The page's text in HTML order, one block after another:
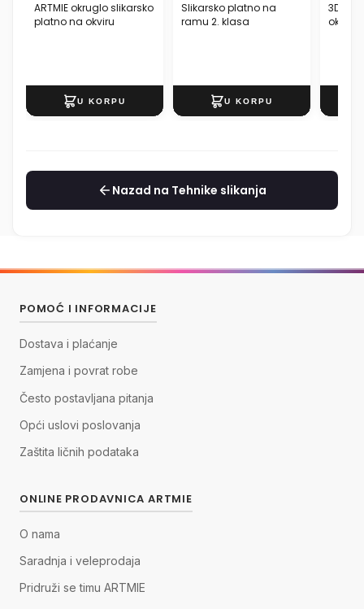
ARTMIE okruglo slikarsko
platno na okviru
Slikarsko platno na
ramu 2. klasa
3D
okviru
Nazad na Tehnike slikanja
POMOĆ I INFORMACIJE
Dostava i plaćanje
Zamjena i povrat robe
Često postavljana pitanja
Opći uslovi poslovanja
Zaštita ličnih podataka
ONLINE PRODAVNICA ARTMIE
O nama
Saradnja i veleprodaja
Pridruži se timu ARTMIE